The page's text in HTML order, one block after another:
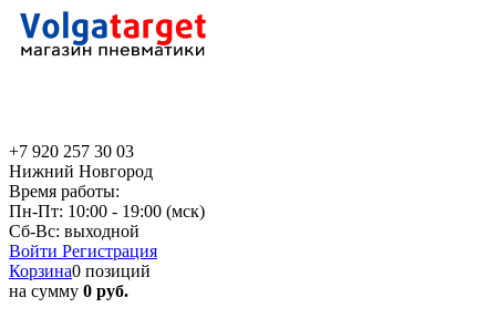
+7 920 257 30 03
Нижний Новгород
Время работы:
Пн-Пт: 10:00 - 19:00 (мск)
Сб-Вс: выходной
Войти Регистрация
Корзина0 позиций
на сумму 0 руб.